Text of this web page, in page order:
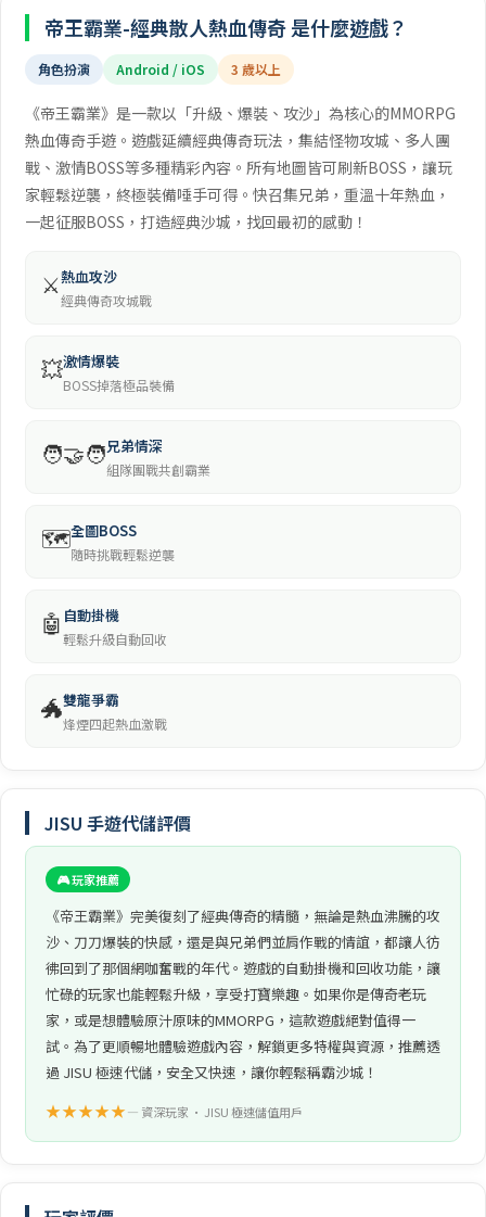
帝王霸業-經典散人熱血傳奇 是什麼遊戲？
角色扮演 Android / iOS 3 歲以上
《帝王霸業》是一款以「升級、爆裝、攻沙」為核心的MMORPG
熱血傳奇手遊。遊戲延續經典傳奇玩法，集結怪物攻城、多人團
戰、激情BOSS等多種精彩內容。所有地圖皆可刷新BOSS，讓玩
家輕鬆逆襲，終極裝備唾手可得。快召集兄弟，重溫十年熱血，
一起征服BOSS，打造經典沙城，找回最初的感動！
⚔️熱血攻沙
經典傳奇攻城戰
💥激情爆裝
BOSS掉落極品裝備
🧑‍🤝‍🧑兄弟情深
組隊團戰共創霸業
🗺️全圖BOSS
隨時挑戰輕鬆逆襲
🤖 自動掛機
輕鬆升級自動回收
🐲雙龍爭霸
烽煙四起熱血激戰
JISU 手遊代儲評價
🎮 玩家推薦
《帝王霸業》完美復刻了經典傳奇的精髓，無論是熱血沸騰的攻
沙、刀刀爆裝的快感，還是與兄弟們並肩作戰的情誼，都讓人彷
彿回到了那個網咖奮戰的年代。遊戲的自動掛機和回收功能，讓
忙碌的玩家也能輕鬆升級，享受打寶樂趣。如果你是傳奇老玩
家，或是想體驗原汁原味的MMORPG，這款遊戲絕對值得一
試。為了更順暢地體驗遊戲內容，解鎖更多特權與資源，推薦透
過 JISU 極速代儲，安全又快速，讓你輕鬆稱霸沙城！
★★★★★— 資深玩家 • JISU 極速儲值用戶